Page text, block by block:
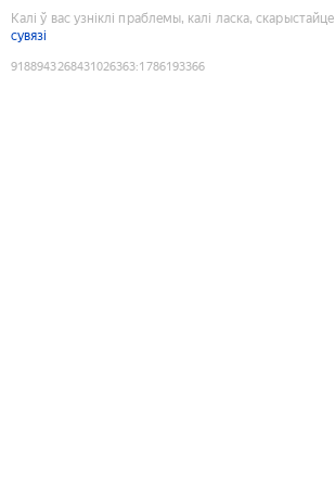
Калі ў вас узніклі праблемы, калі ласка, скарыстайце
сувязі
9188943268431026363:1786193366